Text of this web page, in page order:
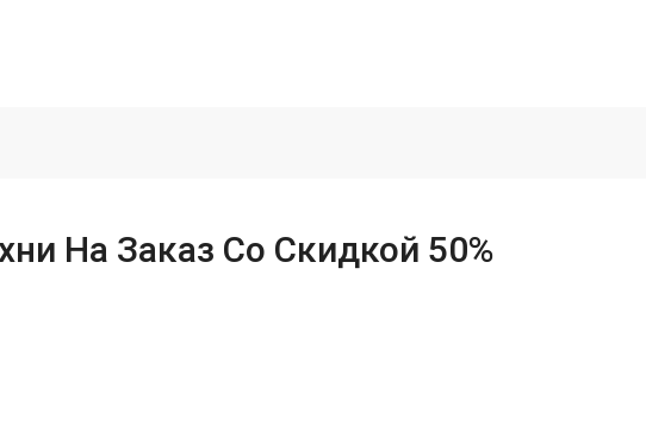
На Заказ Со Скидкой 50%